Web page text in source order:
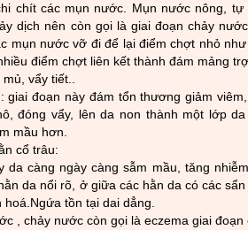
chít các mụn nư­ớc. Mụn n­ước nông, tự
dịch nên còn gọi là giai đoạn chảy n
mụn nư­ớc vỡ đi để lại điểm chợt nhỏ như
điểm chợt liên kết thành đám mảng
vẩy tiết..
giai đoạn này đám tổn thư­ơng giảm
đóng vẩy, lên da non thành một lớp
mầu hơn.
cổ trâu:
da càng ngày càng sẫm mầu, tăng
da nổi rõ, ở giữa các hằn da có các sẩn
tồn tại dai dẳng.
, chảy nư­ớc còn gọi là eczema giai đoạn